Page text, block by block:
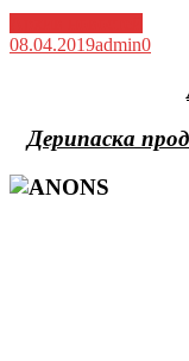
08.04.2019admin0
Дерипаска